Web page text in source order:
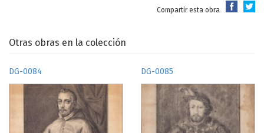
Compartir esta obra
Otras obras en la colección
DG-0084 DG-0085